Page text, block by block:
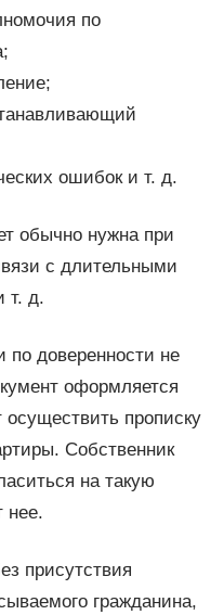
по
ошибок и т. д.
обычно нужна при
с длительными
т. д.
по доверенности не
оформляется
осуществить прописку
Собственник
на такую
нее.
присутствия
гражданина,